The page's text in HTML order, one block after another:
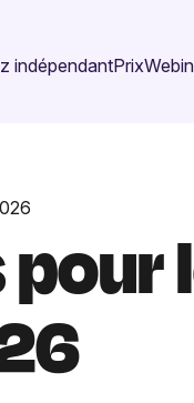
indépendantPrix